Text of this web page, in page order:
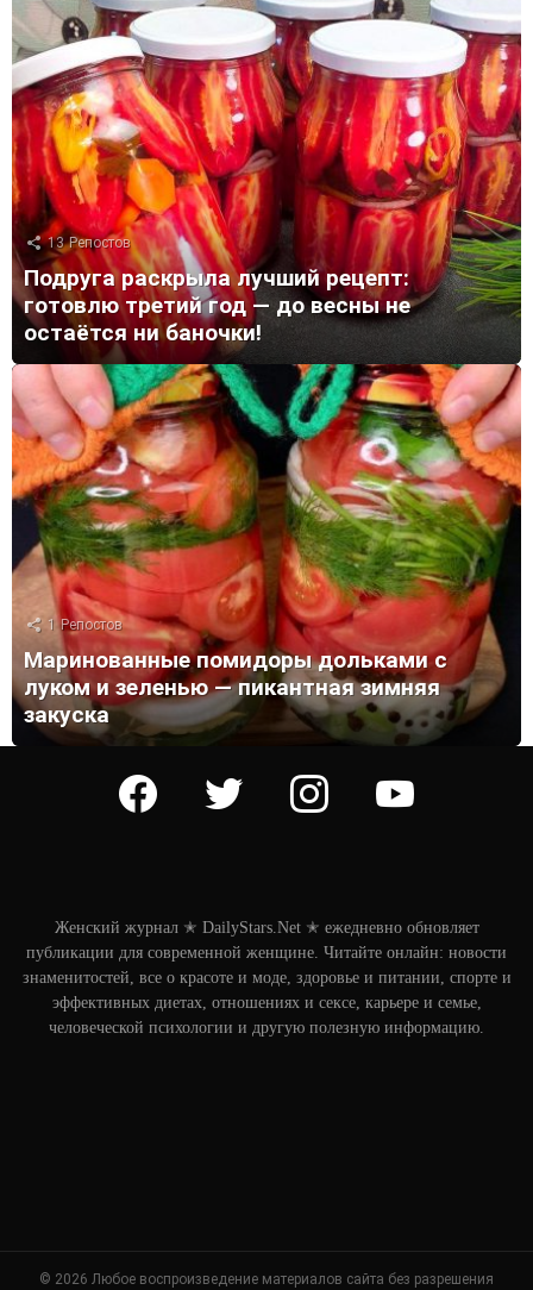
13 Репостов
Подруга раскрыла лучший рецепт:
готовлю третий год — до весны не
остаётся ни баночки!
1 Репостов
Маринованные помидоры дольками с
луком и зеленью — пикантная зимняя
закуска
facebook twitter instagram youtube
Женский журнал ✭ DailyStars.Net ✭ ежедневно обновляет
публикации для современной женщине. Читайте онлайн: новости
знаменитостей, все о красоте и моде, здоровье и питании, спорте и
эффективных диетах, отношениях и сексе, карьере и семье,
человеческой психологии и другую полезную информацию.
© 2026 Любое воспроизведение материалов сайта без разрешения